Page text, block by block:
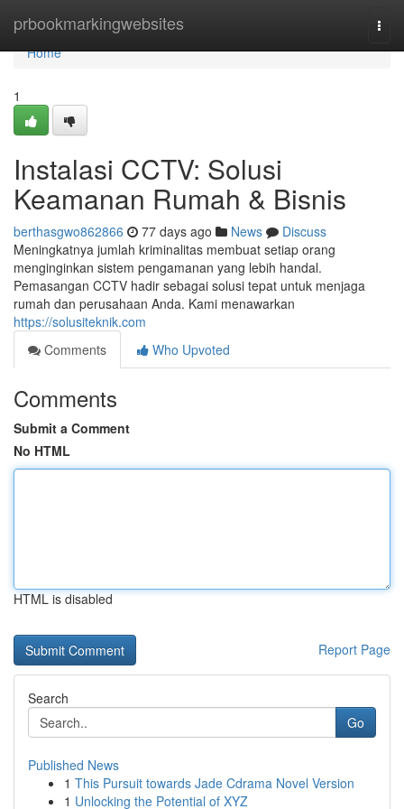
prbookmarkingwebsites
Home
Home
1
Instalasi CCTV: Solusi
Keamanan Rumah & Bisnis
berthasgwo862866 77 days ago News
Discuss
Meningkatnya jumlah kriminalitas membuat setiap orang
menginginkan sistem pengamanan yang lebih handal.
Pemasangan CCTV hadir sebagai solusi tepat untuk menjaga
rumah dan perusahaan Anda. Kami menawarkan
https://solusiteknik.com
Comments
Who Upvoted
Comments
Submit a Comment
No HTML
HTML is disabled
Report Page
Search
Go
Published News
1 This Pursuit towards Jade Cdrama Novel Version
1 Unlocking the Potential of XYZ